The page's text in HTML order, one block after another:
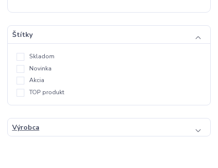
Štítky
Skladom
Novinka
Akcia
TOP produkt
Výrobca